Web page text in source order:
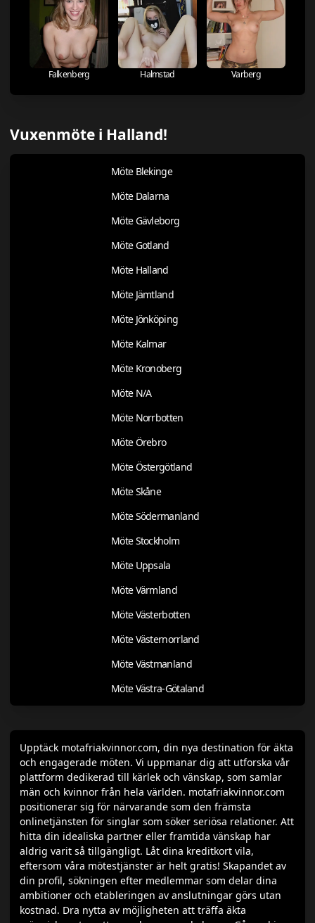
Falkenberg Halmstad Varberg
Vuxenmöte i Halland!
Möte Blekinge
Möte Dalarna
Möte Gävleborg
Möte Gotland
Möte Halland
Möte Jämtland
Möte Jönköping
Möte Kalmar
Möte Kronoberg
Möte N/A
Möte Norrbotten
Möte Örebro
Möte Östergötland
Möte Skåne
Möte Södermanland
Möte Stockholm
Möte Uppsala
Möte Värmland
Möte Västerbotten
Möte Västernorrland
Möte Västmanland
Möte Västra-Götaland
Upptäck motafriakvinnor.com, din nya destination för äkta
och engagerade möten. Vi uppmanar dig att utforska vår
plattform dedikerad till kärlek och vänskap, som samlar
män och kvinnor från hela världen. motafriakvinnor.com
positionerar sig för närvarande som den främsta
onlinetjänsten för singlar som söker seriösa relationer. Att
hitta din idealiska partner eller framtida vänskap har
aldrig varit så tillgängligt. Låt dina kreditkort vila,
eftersom våra mötestjänster är helt gratis! Skapandet av
din profil, sökningen efter medlemmar som delar dina
ambitioner och etableringen av anslutningar görs utan
kostnad. Dra nytta av möjligheten att träffa äkta